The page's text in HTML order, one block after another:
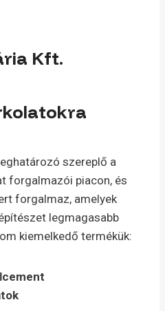
Kft.
szereplő a
forgalmazói piacon, és
forgalmaz, amelyek
legmagasabb
kiemelkedő termékük: